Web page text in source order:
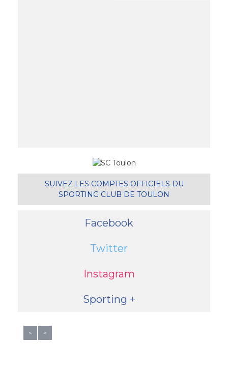
SUIVEZ LES COMPTES OFFICIELS DU
SPORTING CLUB DE TOULON
Facebook
Twitter
Instagram
Sporting +
<
>